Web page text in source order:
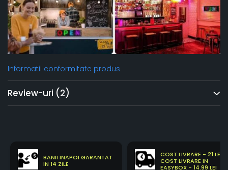
Informatii conformitate produs
Review-uri (2)
BANII INAPOI GARANTAT
IN 14 ZILE
COST LIVRARE - 21 LEI
COST LIVRARE IN
EASYBOX - 14.99 LEI